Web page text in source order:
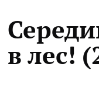
в лес!